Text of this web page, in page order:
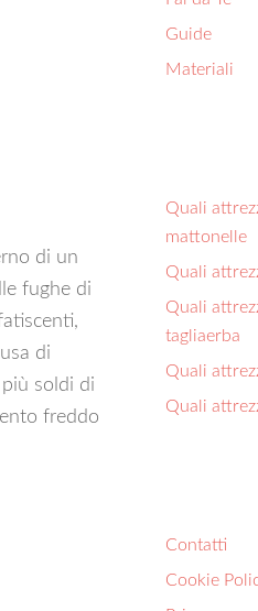
di un
fughe di
di
soldi di
freddo
Guide
Materiali
Quali
mattonelle​
Quali
Quali
tagliaerba​
Quali
Quali
Contatti
Cookie